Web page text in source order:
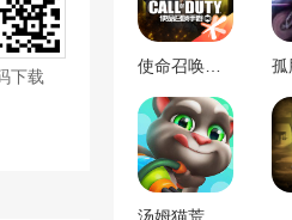
下载